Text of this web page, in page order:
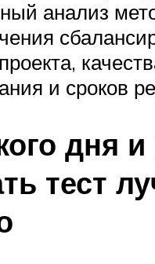
анализ
и сроков
дня и
тест